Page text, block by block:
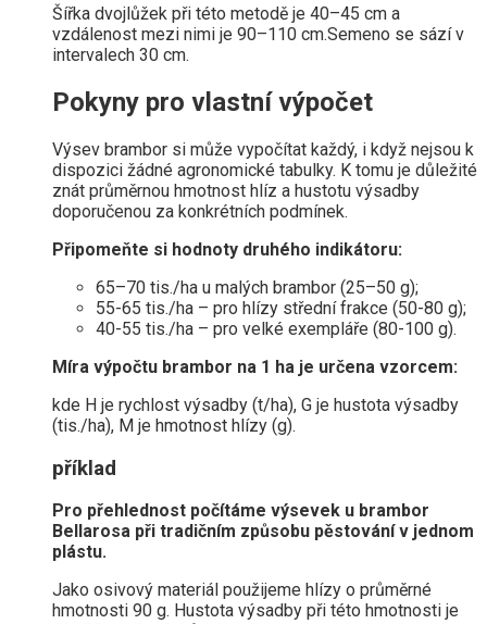
Šířka dvojlůžek při této metodě je 40–45 cm a
vzdálenost mezi nimi je 90–110 cm.Semeno se sází v
intervalech 30 cm.
Pokyny pro vlastní výpočet
Výsev brambor si může vypočítat každý, i když nejsou k
dispozici žádné agronomické tabulky. K tomu je důležité
znát průměrnou hmotnost hlíz a hustotu výsadby
doporučenou za konkrétních podmínek.
Připomeňte si hodnoty druhého indikátoru:
65–70 tis./ha u malých brambor (25–50 g);
55-65 tis./ha – pro hlízy střední frakce (50-80 g);
40-55 tis./ha – pro velké exempláře (80-100 g).
Míra výpočtu brambor na 1 ha je určena vzorcem:
kde H je rychlost výsadby (t/ha), G je hustota výsadby
(tis./ha), M je hmotnost hlízy (g).
příklad
Pro přehlednost počítáme výsevek u brambor
Bellarosa při tradičním způsobu pěstování v jednom
plástu.
Jako osivový materiál použijeme hlízy o průměrné
hmotnosti 90 g. Hustota výsadby při této hmotnosti je